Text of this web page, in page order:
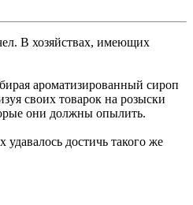
В хозяйствах, имеющих
ароматизированный сироп
своих товарок на розыски
они должны опылить.
достичь такого же